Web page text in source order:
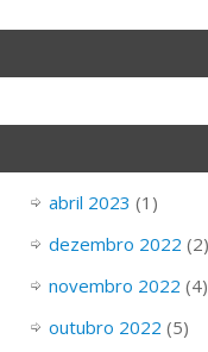
abril 2023 (1)
dezembro 2022 (2)
novembro 2022 (4)
outubro 2022 (5)